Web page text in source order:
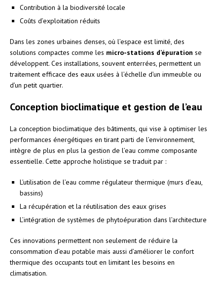
Contribution à la biodiversité locale
Coûts d’exploitation réduits
Dans les zones urbaines denses, où l’espace est limité, des
solutions compactes comme les micro-stations d’épuration se
développent. Ces installations, souvent enterrées, permettent un
traitement efficace des eaux usées à l’échelle d’un immeuble ou
d’un petit quartier.
Conception bioclimatique et gestion de l’eau
La conception bioclimatique des bâtiments, qui vise à optimiser les
performances énergétiques en tirant parti de l’environnement,
intègre de plus en plus la gestion de l’eau comme composante
essentielle. Cette approche holistique se traduit par :
L’utilisation de l’eau comme régulateur thermique (murs d’eau,
bassins)
La récupération et la réutilisation des eaux grises
L’intégration de systèmes de phytoépuration dans l’architecture
Ces innovations permettent non seulement de réduire la
consommation d’eau potable mais aussi d’améliorer le confort
thermique des occupants tout en limitant les besoins en
climatisation.